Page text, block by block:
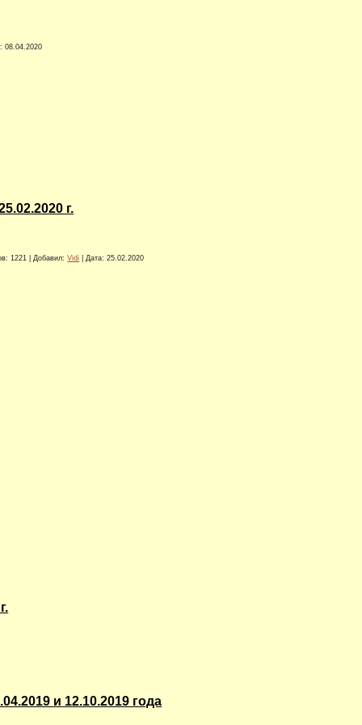
08.04.2020
г.
1221 |Добавил: Vidi |Дата: 25.02.2020
и 12.10.2019 года